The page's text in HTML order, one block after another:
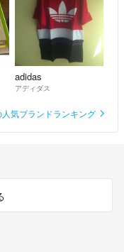
adidas
アディダス
人気ブランドランキング